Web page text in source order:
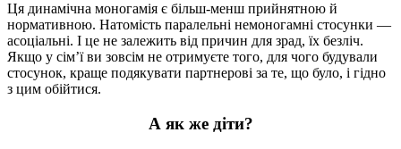
Ця динамічна моногамія є більш-менш прийнятною й
нормативною. Натомість паралельні немоногамні стосунки —
асоціальні. І це не залежить від причин для зрад, їх безліч.
Якщо у сім’ї ви зовсім не отримуєте того, для чого будували
стосунок, краще подякувати партнерові за те, що було, і гідно
з цим обійтися.
А як же діти?